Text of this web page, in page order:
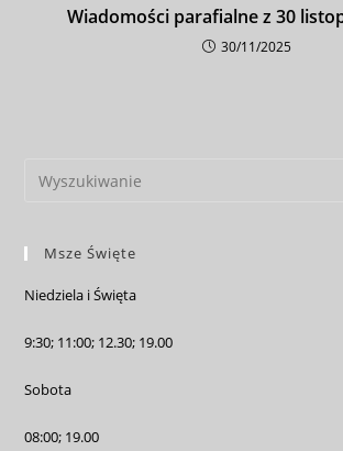
Wiadomości parafialne z 30
30/11/2025
Msze Święte
Niedziela i Święta
9:30; 11:00; 12.30; 19.00
Sobota
08:00; 19.00